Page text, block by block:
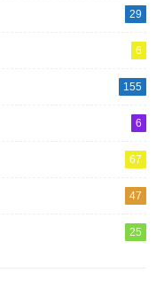
29
6
155
6
67
47
25